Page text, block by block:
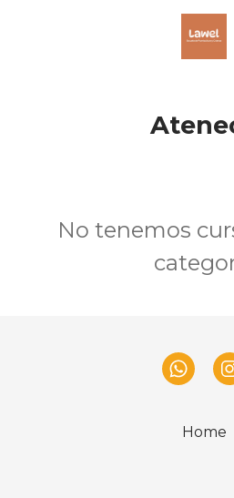
No tenemos
Home